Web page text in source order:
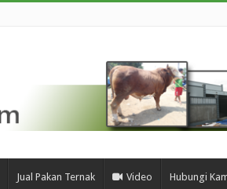
Jual Pakan Ternak Video Hubungi